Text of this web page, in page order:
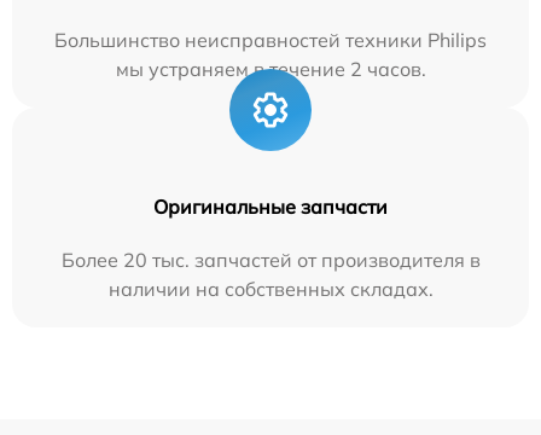
Большинство неисправностей техники Philips
мы устраняем в течение 2 часов.
Оригинальные запчасти
Более 20 тыс. запчастей от производителя в
наличии на собственных складах.